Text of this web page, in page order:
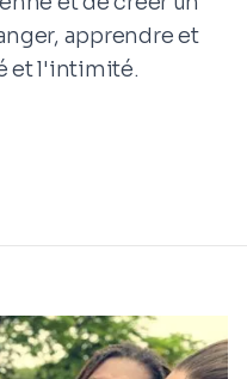
apprendre et
et l'intimité.